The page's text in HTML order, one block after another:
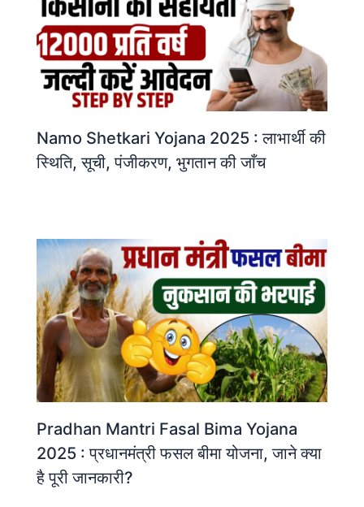
Namo Shetkari Yojana 2025 : लाभार्थी की
स्थिति, सूची, पंजीकरण, भुगतान की जाँच
Pradhan Mantri Fasal Bima Yojana
2025 : प्रधानमंत्री फसल बीमा योजना, जाने क्या
है पूरी जानकारी?